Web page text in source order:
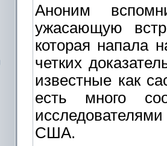
Аноним
ужасающую
которая напала
четких
известные как
есть много
США.